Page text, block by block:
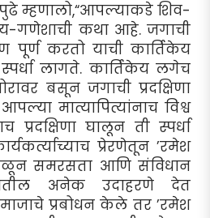
पुढे म्हणालो,“आपल्याकडे शिव-
गणेशाची कथा आहे. जगाची
पूर्ण करतो याची कार्तिकेय
लागते. कार्तिकेय लगेच
बसून जगाची प्रदक्षिणा
मात्यापित्यांनाच विश्व
घालून ती स्पर्धा
प्रेरणेतून ’रमेश
समरसता आणि संविधान
अनेक उदाहरणे देत
प्रबोधन केले तर ’रमेश